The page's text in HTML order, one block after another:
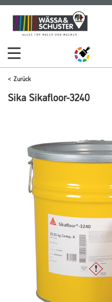
Zum
Inhalt
Zum
Navigationsmenü
Zurück
Sika Sikafloor-3240